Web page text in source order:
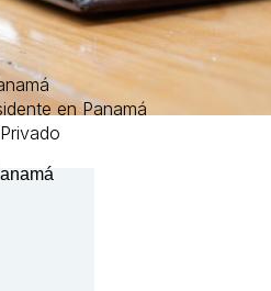
en Panamá